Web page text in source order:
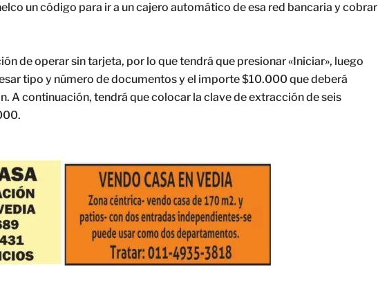
un código para ir a un cajero automático de esa red bancaria y cobrar
de operar sin tarjeta, por lo que tendrá que presionar «Iniciar», luego
tipo y número de documentos y el importe $10.000 que deberá
A continuación, tendrá que colocar la clave de extracción de seis